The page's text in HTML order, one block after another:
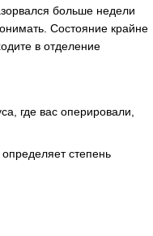
больше недели
Состояние крайне
в отделение
где вас оперировали,
степень